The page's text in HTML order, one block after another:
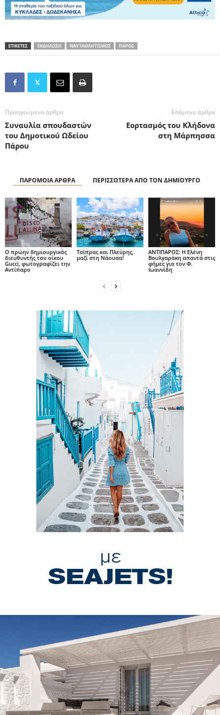
ΕΤΙΚΕΤΕΣ ΕΚΔΗΛΩΣΗ ΝΑΥΤΑΘΛΗΤΙΣΜΟΣ ΠΑΡΟΣ
Προηγούμενο άρθρο
Συναυλία σπουδαστών
του Δημοτικού Ωδείου
Πάρου
Επόμενο άρθρο
Εορτασμός του Κλήδονα
στη Μάρπησσα
ΠΑΡΟΜΟΙΑ ΑΡΘΡΑ ΠΕΡΙΣΣΟΤΕΡΑ ΑΠΟ ΤΟΝ ΔΗΜΙΟΥΡΓΟ
Ο πρώην δημιουργικός
διευθυντής του οίκου
Gucci, φωτογραφίζει την
Αντίπαρο
Τσίπρας και Πλεύρης,
μαζί στη Νάουσα!
ΑΝΤΙΠΑΡΟΣ: Η Ελένη
Βουλγαράκη απαντά στις
φήμες για τον Φ.
Ιωαννίδη